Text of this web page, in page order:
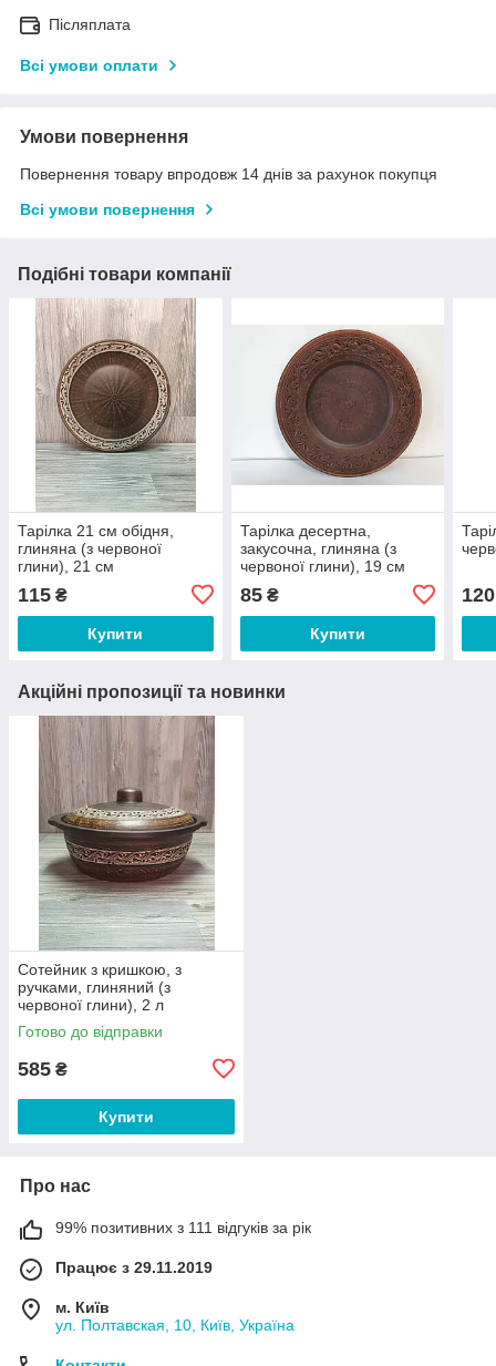
Післяплата
Всі умови оплати
Умови повернення
Повернення товару впродовж 14 днів за рахунок покупця
Всі умови повернення
Подібні товари компанії
Тарілка 21 см обідня,
глиняна (з червоної
глини), 21 см
115 ₴
Купити
Тарілка десертна,
закусочна, глиняна (з
червоної глини), 19 см
85₴
Купити
120
Акційні пропозиції та новинки
Сотейник з кришкою, з
ручками, глиняний (з
червоної глини), 2 л
Готово до відправки
585 ₴
Купити
Про нас
99% позитивних з 111 відгуків за рік
Працює з 29.11.2019
м. Київ
ул. Полтавская, 10, Київ, Україна